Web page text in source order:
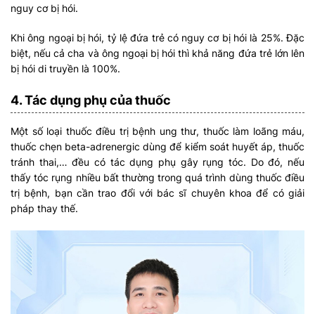
nguy cơ bị hói.
Khi ông ngoại bị hói, tỷ lệ đứa trẻ có nguy cơ bị hói là 25%. Đặc
biệt, nếu cả cha và ông ngoại bị hói thì khả năng đứa trẻ lớn lên
bị hói di truyền là 100%.
4. Tác dụng phụ của thuốc
Một số loại thuốc điều trị bệnh ung thư, thuốc làm loãng máu,
thuốc chẹn beta-adrenergic dùng để kiểm soát huyết áp, thuốc
tránh thai,… đều có tác dụng phụ gây rụng tóc. Do đó, nếu
thấy tóc rụng nhiều bất thường trong quá trình dùng thuốc điều
trị bệnh, bạn cần trao đổi với bác sĩ chuyên khoa để có giải
pháp thay thế.